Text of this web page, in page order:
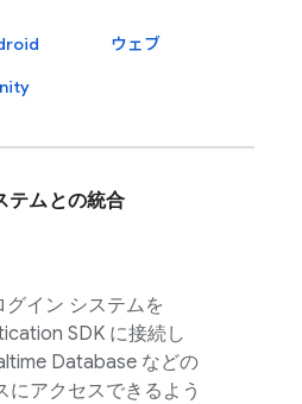
ウェブ
テムとの統合
イン システムを
SDK に接続し
Database などの
にアクセスできるよう